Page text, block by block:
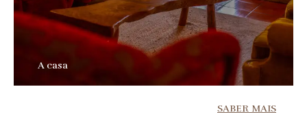
A casa
SABER MAIS